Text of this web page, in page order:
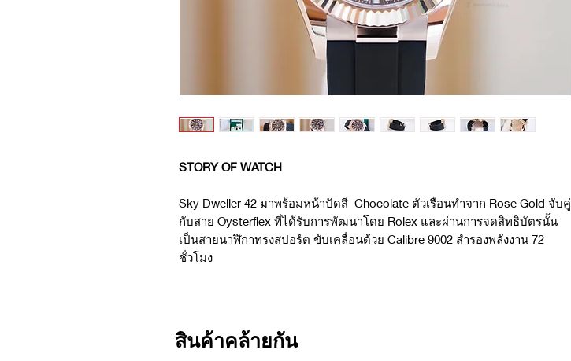
STORY OF WATCH
Sky Dweller 42 มาพร้อมหน้าปัดสี Chocolate ตัวเรือนทำจาก Rose Gold จับคู่
กับสาย Oysterflex ที่ได้รับการพัฒนาโดย Rolex และผ่านการจดสิทธิบัตรนั้น
เป็นสายนาฬิกาทรงสปอร์ต ขับเคลื่อนด้วย Calibre 9002 สำรองพลังงาน 72
ชั่วโมง
สินค้าคล้ายกัน